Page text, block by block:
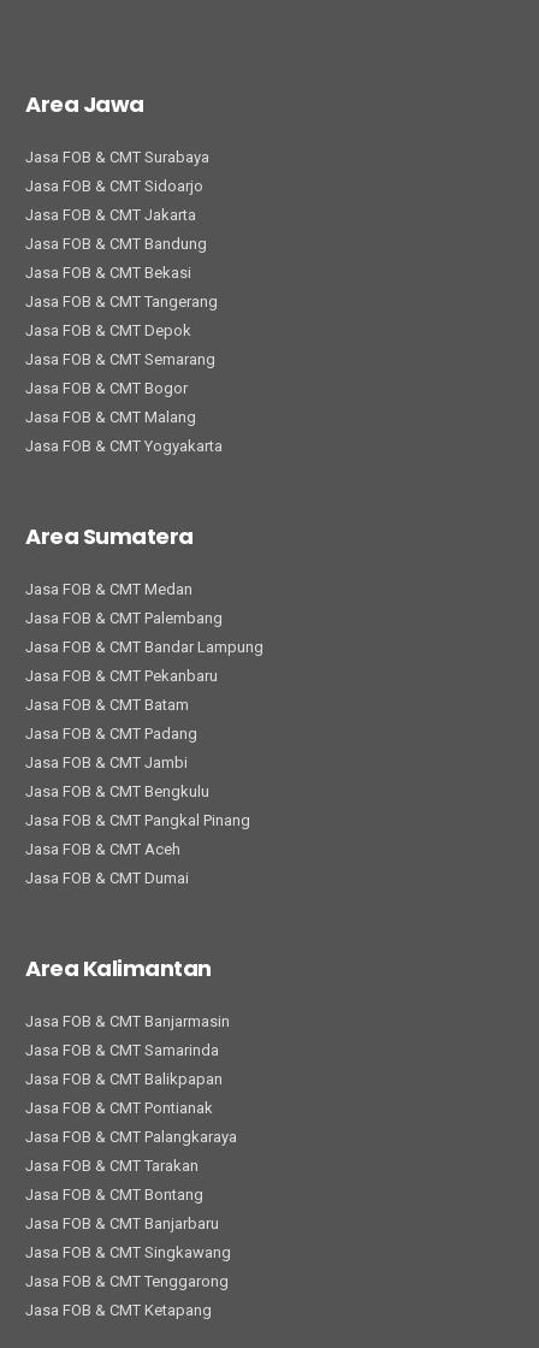
Area Jawa
Jasa FOB & CMT Surabaya
Jasa FOB & CMT Sidoarjo
Jasa FOB & CMT Jakarta
Jasa FOB & CMT Bandung
Jasa FOB & CMT Bekasi
Jasa FOB & CMT Tangerang
Jasa FOB & CMT Depok
Jasa FOB & CMT Semarang
Jasa FOB & CMT Bogor
Jasa FOB & CMT Malang
Jasa FOB & CMT Yogyakarta
Area Sumatera
Jasa FOB & CMT Medan
Jasa FOB & CMT Palembang
Jasa FOB & CMT Bandar Lampung
Jasa FOB & CMT Pekanbaru
Jasa FOB & CMT Batam
Jasa FOB & CMT Padang
Jasa FOB & CMT Jambi
Jasa FOB & CMT Bengkulu
Jasa FOB & CMT Pangkal Pinang
Jasa FOB & CMT Aceh
Jasa FOB & CMT Dumai
Area Kalimantan
Jasa FOB & CMT Banjarmasin
Jasa FOB & CMT Samarinda
Jasa FOB & CMT Balikpapan
Jasa FOB & CMT Pontianak
Jasa FOB & CMT Palangkaraya
Jasa FOB & CMT Tarakan
Jasa FOB & CMT Bontang
Jasa FOB & CMT Banjarbaru
Jasa FOB & CMT Singkawang
Jasa FOB & CMT Tenggarong
Jasa FOB & CMT Ketapang